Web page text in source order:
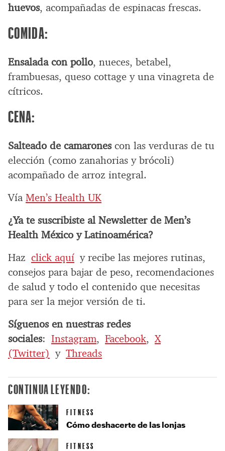
huevos, acompañadas de espinacas frescas.
COMIDA:
Ensalada con pollo, nueces, betabel,
frambuesas, queso cottage y una vinagreta de
cítricos.
CENA:
Salteado de camaronescon las verduras de tu
elección (como zanahorias y brócoli)
acompañado de arroz integral.
Vía Men’s Health UK
¿Ya te suscribiste al Newsletter de Men’s
Health México y Latinoamérica?
Haz click aquí y recibe las mejores rutinas,
consejos para bajar de peso, recomendaciones
de salud y todo el contenido que necesitas
para ser la mejor versión de ti.
Síguenos en nuestras redes
sociales: Instagram, Facebook,X
(Twitter) y Threads
CONTINUA LEYENDO:
FITNESS
Cómo deshacerte de las lonjas
FITNESS